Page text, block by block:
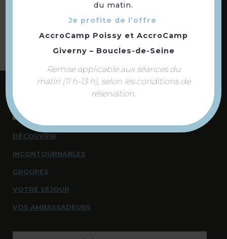
Suivez-nous
DÉCOUVRIR
INCONTOURNABLES
GROUPES
VOTRE SÉJOUR
VOS AMBASSADEURS
du matin.
Je profite de l’offre
AccroCamp Poissy et AccroCamp
Giverny – Boucles-de-Seine
Remise applicable aux séances du
matin (11 h-13 h), selon les conditions de
réservation.